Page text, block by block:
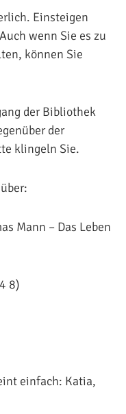
Einsteigen
wenn Sie es zu
können Sie
der Bibliothek
der
klingeln Sie.
Mann – Das Leben
8)
einfach: Katia,